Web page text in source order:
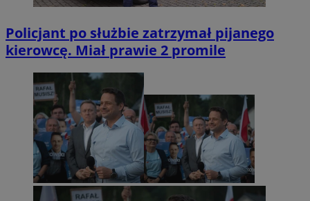
Policjant po służbie zatrzymał pijanego
kierowcę. Miał prawie 2 promile